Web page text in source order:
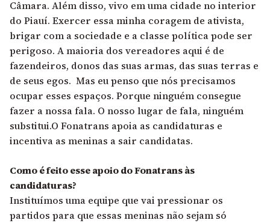
Câmara. Além disso, vivo em uma cidade no interior
do Piauí. Exercer essa minha coragem de ativista,
brigar com a sociedade e a classe política pode ser
perigoso. A maioria dos vereadores aqui é de
fazendeiros, donos das suas armas, das suas terras e
de seus egos. Mas eu penso que nós precisamos
ocupar esses espaços. Porque ninguém consegue
fazer a nossa fala. O nosso lugar de fala, ninguém
substitui.O Fonatrans apoia as candidaturas e
incentiva as meninas a sair candidatas.
Como é feito esse apoio do Fonatrans às
candidaturas?
Instituímos uma equipe que vai pressionar os
partidos para que essas meninas não sejam só